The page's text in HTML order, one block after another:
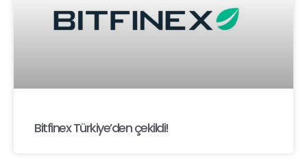
Bitfinex Türkiye’den çekildi!